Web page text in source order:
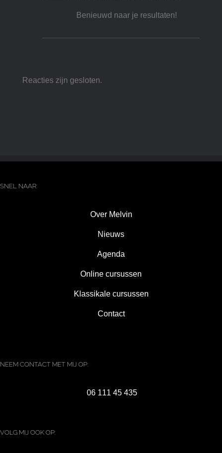
Benieuwd naar je resultaten!
Reacties zijn gesloten.
SNEL NAAR:
Over Melvin
Nieuws
Agenda
Online cursussen
Klassikale cursussen
Contact
NEEM CONTACT MET MIJ OP:
06 111 45 435
VOLG MIJ OOK OP: